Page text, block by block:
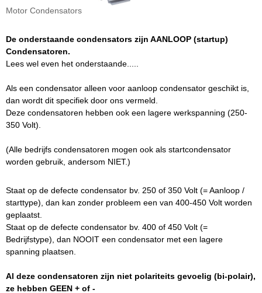
Motor Condensators
De onderstaande condensators zijn AANLOOP (startup)
Condensatoren.
Lees wel even het onderstaande.....
Als een condensator alleen voor aanloop condensator geschikt is,
dan wordt dit specifiek door ons vermeld.
Deze condensatoren hebben ook een lagere werkspanning (250-
350 Volt).
(Alle bedrijfs condensatoren mogen ook als startcondensator
worden gebruik, andersom NIET.)
Staat op de defecte condensator bv. 250 of 350 Volt (= Aanloop /
starttype), dan kan zonder probleem een van 400-450 Volt worden
geplaatst.
Staat op de defecte condensator bv. 400 of 450 Volt (=
Bedrijfstype), dan NOOIT een condensator met een lagere
spanning plaatsen.
Al deze condensatoren zijn niet polariteits gevoelig (bi-polair),
ze hebben GEEN + of -